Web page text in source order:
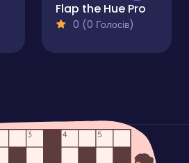
Flap the Hue Pro
0 (0 Голосів)